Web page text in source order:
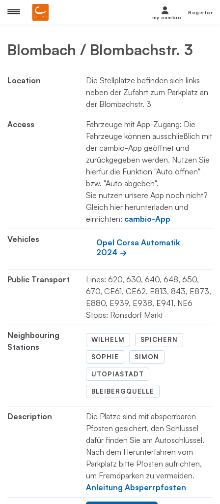
Blombach / Blombachstr. 3
Location
Die Stellplätze befinden sich links
neben der Zufahrt zum Parkplatz an
der Blombachstr. 3
Access
Fahrzeuge mit App-Zugang: Die
Fahrzeuge können ausschließlich mit
der cambio-App geöffnet und
zurückgegeben werden. Nutzen Sie
hierfür die Funktion "Auto öffnen"
bzw. "Auto abgeben".
Sie nutzen unsere App noch nicht?
Gleich hier herunterladen und
einrichten: cambio-App
Vehicles
Opel Corsa Automatik
2024
Public Transport
Lines: 620, 630, 640, 648, 650,
670, CE61, CE62, E813, 843, E873,
E880, E939, E938, E941, NE6
Stops: Ronsdorf Markt
Neighbouring
Stations
WILHELM SPICHERN
SOPHIE SIMON
UTOPIASTADT
BLEIBERGQUELLE
Description
Die Plätze sind mit absperrbaren
Pfosten gesichert, den Schlüssel
dafür finden Sie am Autoschlüssel.
Nach dem Herunterfahren vom
Parkplatz bitte Pfosten aufrichten,
um Fremdparken zu vermeiden.
Anleitung Absperrpfosten
my cambio
Register